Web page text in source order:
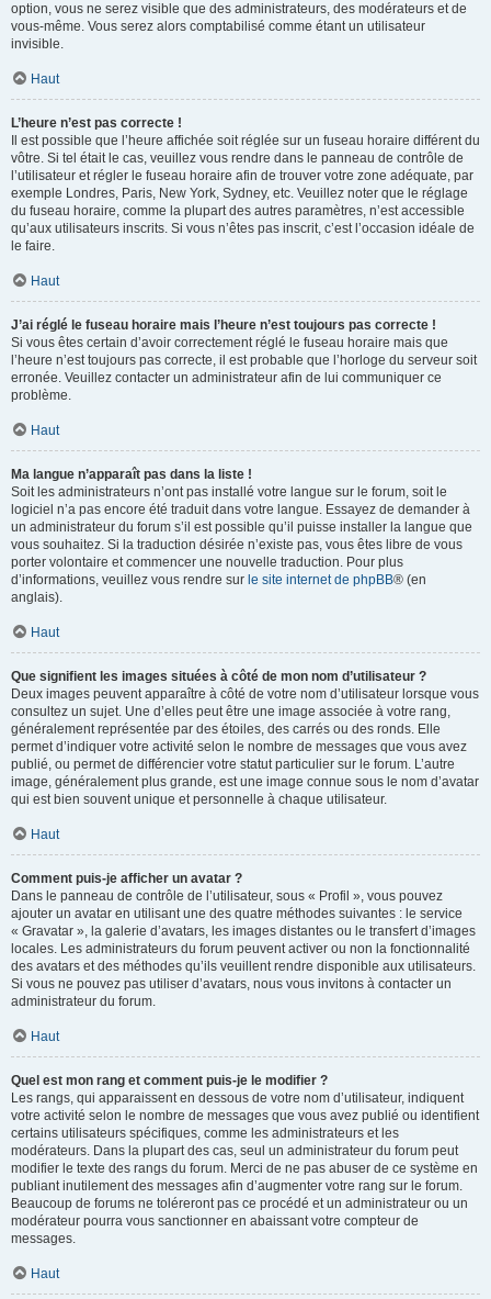
option, vous ne serez visible que des administrateurs, des modérateurs et de
vous-même. Vous serez alors comptabilisé comme étant un utilisateur
invisible.
Haut
L’heure n’est pas correcte !
Il est possible que l’heure affichée soit réglée sur un fuseau horaire différent du
vôtre. Si tel était le cas, veuillez vous rendre dans le panneau de contrôle de
l’utilisateur et régler le fuseau horaire afin de trouver votre zone adéquate, par
exemple Londres, Paris, New York, Sydney, etc. Veuillez noter que le réglage
du fuseau horaire, comme la plupart des autres paramètres, n’est accessible
qu’aux utilisateurs inscrits. Si vous n’êtes pas inscrit, c’est l’occasion idéale de
le faire.
Haut
J’ai réglé le fuseau horaire mais l’heure n’est toujours pas correcte !
Si vous êtes certain d’avoir correctement réglé le fuseau horaire mais que
l’heure n’est toujours pas correcte, il est probable que l’horloge du serveur soit
erronée. Veuillez contacter un administrateur afin de lui communiquer ce
problème.
Haut
Ma langue n’apparaît pas dans la liste !
Soit les administrateurs n’ont pas installé votre langue sur le forum, soit le
logiciel n’a pas encore été traduit dans votre langue. Essayez de demander à
un administrateur du forum s’il est possible qu’il puisse installer la langue que
vous souhaitez. Si la traduction désirée n’existe pas, vous êtes libre de vous
porter volontaire et commencer une nouvelle traduction. Pour plus
d’informations, veuillez vous rendre sur le site internet de phpBB® (en
anglais).
Haut
Que signifient les images situées à côté de mon nom d’utilisateur ?
Deux images peuvent apparaître à côté de votre nom d’utilisateur lorsque vous
consultez un sujet. Une d’elles peut être une image associée à votre rang,
généralement représentée par des étoiles, des carrés ou des ronds. Elle
permet d’indiquer votre activité selon le nombre de messages que vous avez
publié, ou permet de différencier votre statut particulier sur le forum. L’autre
image, généralement plus grande, est une image connue sous le nom d’avatar
qui est bien souvent unique et personnelle à chaque utilisateur.
Haut
Comment puis-je afficher un avatar ?
Dans le panneau de contrôle de l’utilisateur, sous « Profil », vous pouvez
ajouter un avatar en utilisant une des quatre méthodes suivantes : le service
« Gravatar », la galerie d’avatars, les images distantes ou le transfert d’images
locales. Les administrateurs du forum peuvent activer ou non la fonctionnalité
des avatars et des méthodes qu’ils veuillent rendre disponible aux utilisateurs.
Si vous ne pouvez pas utiliser d’avatars, nous vous invitons à contacter un
administrateur du forum.
Haut
Quel est mon rang et comment puis-je le modifier ?
Les rangs, qui apparaissent en dessous de votre nom d’utilisateur, indiquent
votre activité selon le nombre de messages que vous avez publié ou identifient
certains utilisateurs spécifiques, comme les administrateurs et les
modérateurs. Dans la plupart des cas, seul un administrateur du forum peut
modifier le texte des rangs du forum. Merci de ne pas abuser de ce système en
publiant inutilement des messages afin d’augmenter votre rang sur le forum.
Beaucoup de forums ne toléreront pas ce procédé et un administrateur ou un
modérateur pourra vous sanctionner en abaissant votre compteur de
messages.
Haut